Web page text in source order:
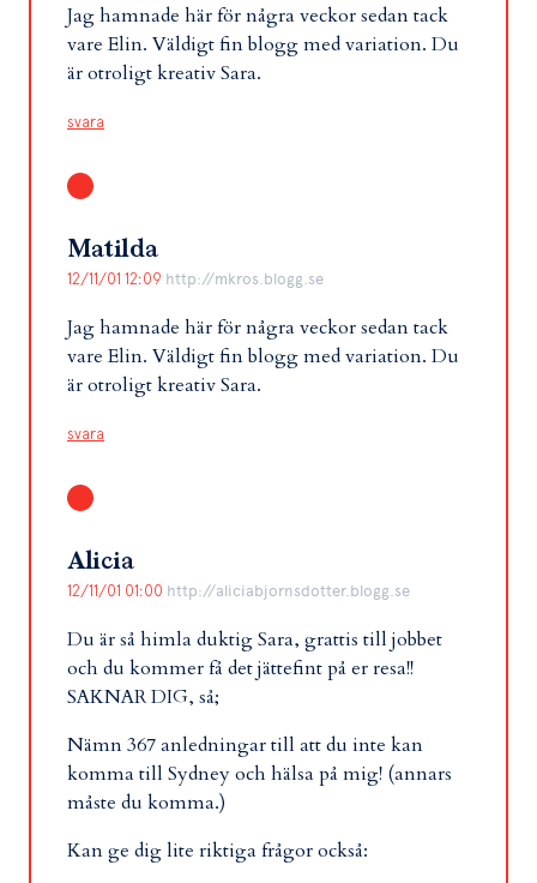
Jag hamnade här för några veckor sedan tack
vare Elin. Väldigt fin blogg med variation. Du
är otroligt kreativ Sara.
svara
Matilda
12/11/01 12:09 http://mkros.blogg.se
Jag hamnade här för några veckor sedan tack
vare Elin. Väldigt fin blogg med variation. Du
är otroligt kreativ Sara.
svara
Alicia
12/11/01 01:00 http://aliciabjornsdotter.blogg.se
Du är så himla duktig Sara, grattis till jobbet
och du kommer få det jättefint på er resa!!
SAKNAR DIG, så;
Nämn 367 anledningar till att du inte kan
komma till Sydney och hälsa på mig! (annars
måste du komma.)
Kan ge dig lite riktiga frågor också: